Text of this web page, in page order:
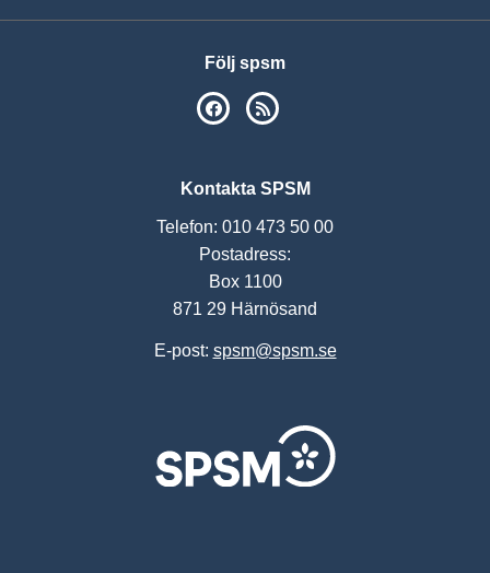
Följ spsm
SPSM på Facebook
Kontakta SPSM
Telefon: 010 473 50 00
Postadress:
Box 1100
871 29 Härnösand
E-post: spsm@spsm.se